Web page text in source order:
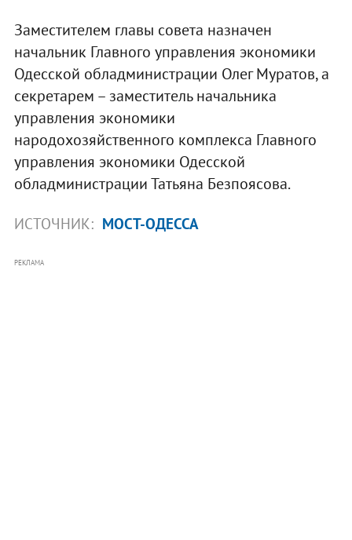
Заместителем главы совета назначен
начальник Главного управления экономики
Одесской обладминистрации Олег Муратов, а
секретарем – заместитель начальника
управления экономики
народохозяйственного комплекса Главного
управления экономики Одесской
обладминистрации Татьяна Безпоясова.
ИСТОЧНИК: МОСТ-ОДЕССА
РЕКЛАМА